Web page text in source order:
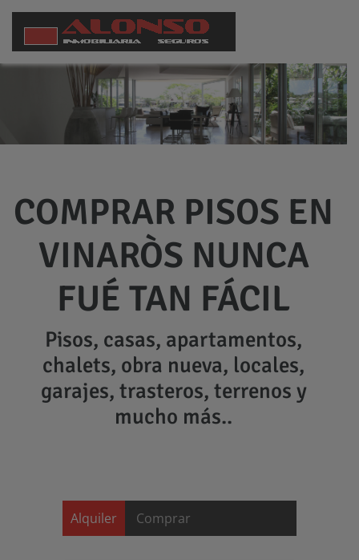
COMPRAR PISOS EN
VINARÒS NUNCA
FUÉ TAN FÁCIL
Pisos, casas, apartamentos,
chalets, obra nueva, locales,
garajes, trasteros, terrenos y
mucho más..
Alquiler
Comprar